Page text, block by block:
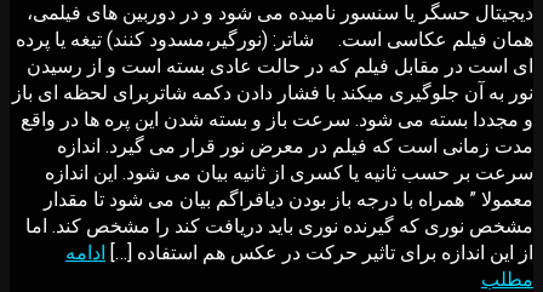
دیجیتال حسگر یا سنسور نامیده می شود و در دوربین های فیلمی،
همان فیلم عکاسی است. شاتر: (نورگیر،مسدود کنند) تیغه یا پرده
ای است در مقابل فیلم که در حالت عادی بسته است و از رسیدن
نور به آن جلوگیری میکند با فشار دادن دکمه شاتربرای لحظه ای باز
و مجددا بسته می شود. سرعت باز و بسته شدن این پره ها در واقع
مدت زمانی است که فیلم در معرض نور قرار می گیرد. اندازه
سرعت بر حسب ثانيه يا کسری از ثانيه بيان می شود. اين اندازه
معمولا ” همراه با درجه باز بودن ديافراگم بيان می شود تا مقدار
مشخص نوری که گيرنده نوری بايد دريافت کند را مشخص کند. اما
از اين اندازه برای تاثير حرکت در عکس هم استفاده […] ادامه
مطلب